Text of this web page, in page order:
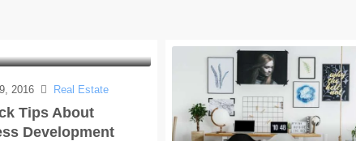
2016 Real Estate
Tips About
Development